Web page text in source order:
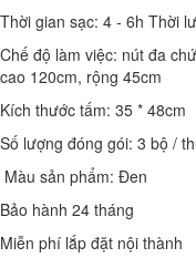
8,550,000 đ
Laptop Dell Latitude E5470
Laptop Dell Latitude E5470
8,650,000 đ
Laptop Dell Latitude E7270
SSD256G- 12.5' CẢM ỨNG
9.100.000 đ7,700,000 đ
Thời gian sạc: 4 - 6h Thời
Chế độ làm việc: nút đa
cao 120cm, rộng 45cm
Kích thước tấm: 35 * 48cm
Số lượng đóng gói: 3 bộ /
Màu sản phẩm: Đen
Bảo hành 24 tháng
Miễn phí lắp đặt nội thành